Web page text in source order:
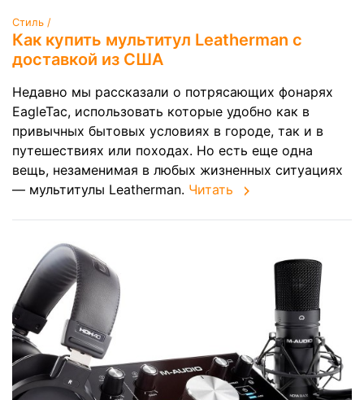
Стиль /
Как купить мультитул Leatherman с
доставкой из США
Недавно мы рассказали о потрясающих фонарях
EagleTac, использовать которые удобно как в
привычных бытовых условиях в городе, так и в
путешествиях или походах. Но есть еще одна
вещь, незаменимая в любых жизненных ситуациях
— мультитулы Leatherman. Читать